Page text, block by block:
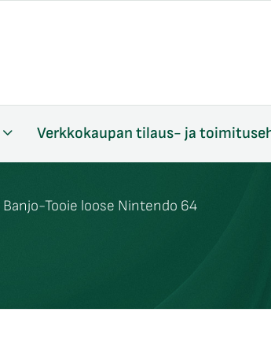
Verkkokaupan tilaus- ja
Banjo-Tooie loose Nintendo 64